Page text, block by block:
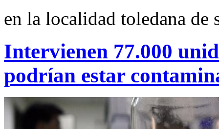
en la localidad toledana de
Intervienen 77.000
podrían estar